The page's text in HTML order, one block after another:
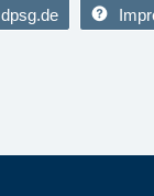
dpsg.de